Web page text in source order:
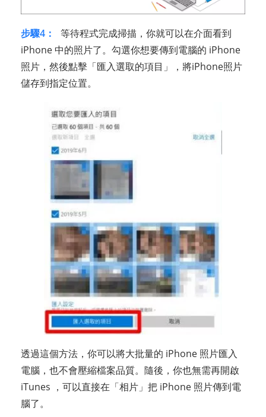
步驟4：
等待程式完成掃描，你就可以在介面看到
iPhone 中的照片了。勾選你想要傳到電腦的 iPhone
照片，然後點擊「匯入選取的項目」，將iPhone照片
儲存到指定位置。
透過這個方法，你可以將大批量的 iPhone 照片匯入
電腦，也不會壓縮檔案品質。隨後，你也無需再開啟
iTunes ，可以直接在「相片」把 iPhone 照片傳到電
腦了。